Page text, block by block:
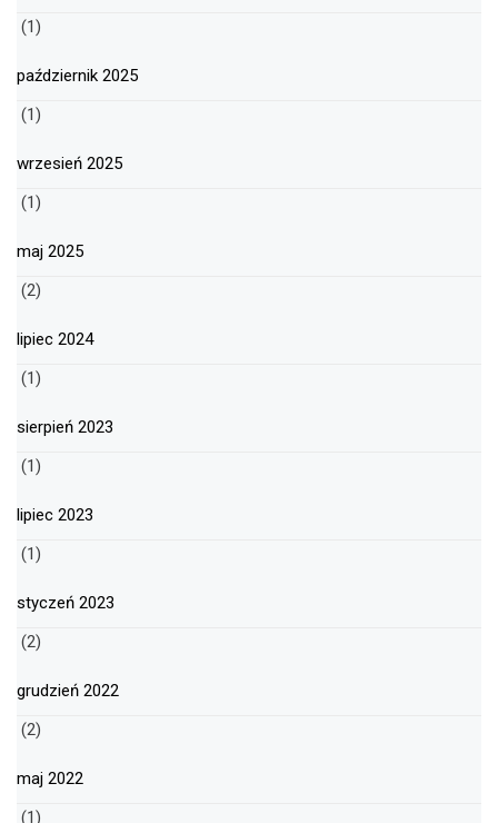
(1)
październik 2025
(1)
wrzesień 2025
(1)
maj 2025
(2)
lipiec 2024
(1)
sierpień 2023
(1)
lipiec 2023
(1)
styczeń 2023
(2)
grudzień 2022
(2)
maj 2022
(1)